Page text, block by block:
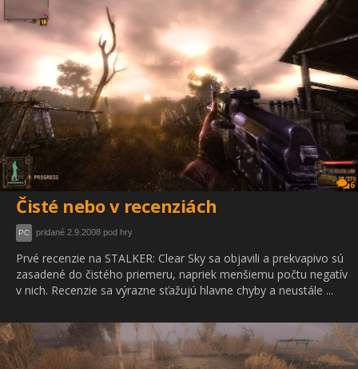
6
Čisté nebo v recenziách
PC pridané 2.9.2008 pod hry
Prvé recenzie na STALKER: Clear Sky sa objavili a prekvapivo sú
zasadené do čistého priemeru, napriek menšiemu počtu negatív
v nich. Recenzie sa výrazne sťažujú hlavne chyby a neustále ...